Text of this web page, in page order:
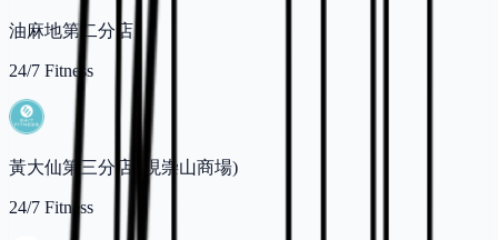
油麻地第二分店
24/7 Fitness
黃大仙第三分店 (現崇山商場)
24/7 Fitness